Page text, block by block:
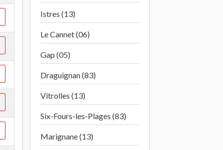
Istres (13)
Le Cannet (06)
Gap (05)
Draguignan (83)
Vitrolles (13)
Six-Fours-les-Plages (83)
Marignane (13)